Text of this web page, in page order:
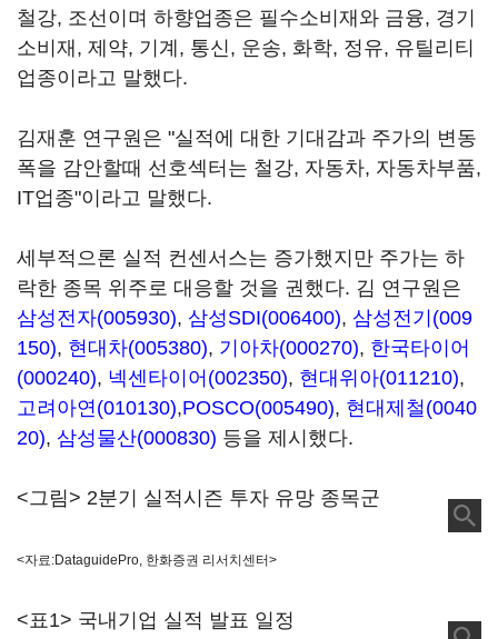
철강, 조선이며 하향업종은 필수소비재와 금융, 경기
소비재, 제약, 기계, 통신, 운송, 화학, 정유, 유틸리티
업종이라고 말했다.
김재훈 연구원은 "실적에 대한 기대감과 주가의 변동
폭을 감안할때 선호섹터는 철강, 자동차, 자동차부품,
IT업종"이라고 말했다.
세부적으론 실적 컨센서스는 증가했지만 주가는 하
락한 종목 위주로 대응할 것을 권했다. 김 연구원은
삼성전자(005930), 삼성SDI(006400), 삼성전기(009
150), 현대차(005380), 기아차(000270), 한국타이어
(000240), 넥센타이어(002350), 현대위아(011210),
고려아연(010130),POSCO(005490), 현대제철(0040
20), 삼성물산(000830) 등을 제시했다.
<그림> 2분기 실적시즌 투자 유망 종목군
<자료:DataguidePro, 한화증권 리서치센터>
<표1> 국내기업 실적 발표 일정